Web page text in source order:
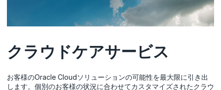
クラウドケアサービス
お客様のOracle Cloudソリューションの可能性を最大限に引き出
します。個別のお客様の状況に合わせてカスタマイズされたクラウ